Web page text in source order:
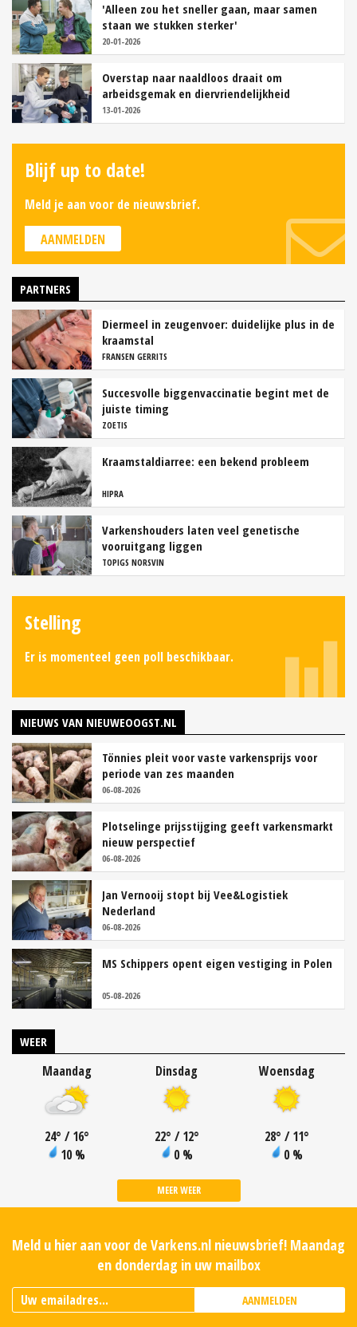
'Alleen zou het sneller gaan, maar samen
staan we stukken sterker'
20-01-2026
Overstap naar naaldloos draait om
arbeidsgemak en diervriendelijkheid
13-01-2026
Blijf up to date!
Meld je aan voor de nieuwsbrief.
AANMELDEN
PARTNERS
Diermeel in zeugenvoer: duidelijke plus in de
kraamstal
FRANSEN GERRITS
Succesvolle biggenvaccinatie begint met de
juiste timing
ZOETIS
Kraamstaldiarree: een bekend probleem
HIPRA
Varkenshouders laten veel genetische
vooruitgang liggen
TOPIGS NORSVIN
Stelling
Er is momenteel geen poll beschikbaar.
NIEUWS VAN NIEUWEOOGST.NL
Tönnies pleit voor vaste varkensprijs voor
periode van zes maanden
06-08-2026
Plotselinge prijsstijging geeft varkensmarkt
nieuw perspectief
06-08-2026
Jan Vernooij stopt bij Vee&Logistiek
Nederland
06-08-2026
MS Schippers opent eigen vestiging in Polen
05-08-2026
WEER
Maandag
24° / 16°
10 %
Dinsdag
22° / 12°
0 %
Woensdag
28° / 11°
0 %
MEER WEER
Meld u hier aan voor de Varkens.nl nieuwsbrief! Maandag
en donderdag in uw mailbox
AANMELDEN